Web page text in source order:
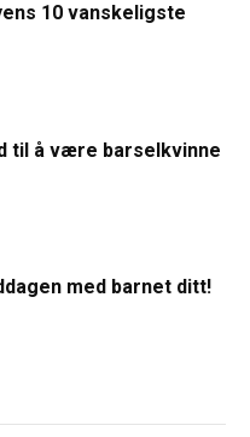
10 vanskeligste
til å være barselkvinne
med barnet ditt!